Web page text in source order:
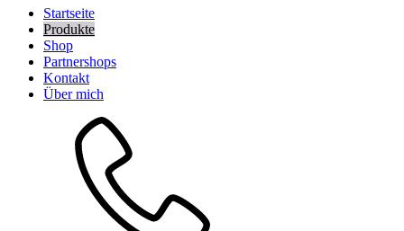
Startseite
Produkte
Shop
Partnershops
Kontakt
Über mich